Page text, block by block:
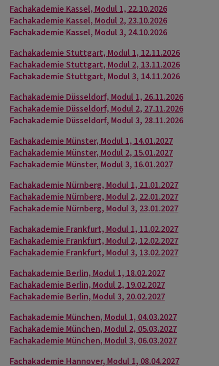
Fachakademie Kassel, Modul 1, 22.10.2026
Fachakademie Kassel, Modul 2, 23.10.2026
Fachakademie Kassel, Modul 3, 24.10.2026
Fachakademie Stuttgart, Modul 1, 12.11.2026
Fachakademie Stuttgart, Modul 2, 13.11.2026
Fachakademie Stuttgart, Modul 3, 14.11.2026
Fachakademie Düsseldorf, Modul 1, 26.11.2026
Fachakademie Düsseldorf, Modul 2, 27.11.2026
Fachakademie Düsseldorf, Modul 3, 28.11.2026
Fachakademie Münster, Modul 1, 14.01.2027
Fachakademie Münster, Modul 2, 15.01.2027
Fachakademie Münster, Modul 3, 16.01.2027
Fachakademie Nürnberg, Modul 1, 21.01.2027
Fachakademie Nürnberg, Modul 2, 22.01.2027
Fachakademie Nürnberg, Modul 3, 23.01.2027
Fachakademie Frankfurt, Modul 1, 11.02.2027
Fachakademie Frankfurt, Modul 2, 12.02.2027
Fachakademie Frankfurt, Modul 3, 13.02.2027
Fachakademie Berlin, Modul 1, 18.02.2027
Fachakademie Berlin, Modul 2, 19.02.2027
Fachakademie Berlin, Modul 3, 20.02.2027
Fachakademie München, Modul 1, 04.03.2027
Fachakademie München, Modul 2, 05.03.2027
Fachakademie München, Modul 3, 06.03.2027
Fachakademie Hannover, Modul 1, 08.04.2027